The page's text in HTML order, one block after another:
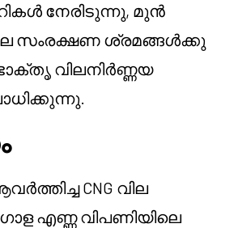
നേരിടുന്നു, മുൻ
സംരക്ഷണ ശ്രമങ്ങൾക്കു
വിലനിർണ്ണയ
CNG വില
എണ്ണ വിപണിയിലെ